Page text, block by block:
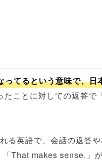
てるという意味で、日
ことに対しての返答で
る英語で、会話の返答
That makes sense.」